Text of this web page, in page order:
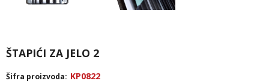
ŠTAPIĆI ZA JELO 2
Šifra proizvoda: KP0822